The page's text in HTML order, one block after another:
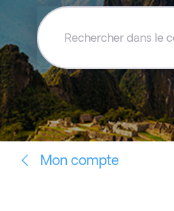
Rechercher
le
centre
d'aide
Exoticca
Mon compte